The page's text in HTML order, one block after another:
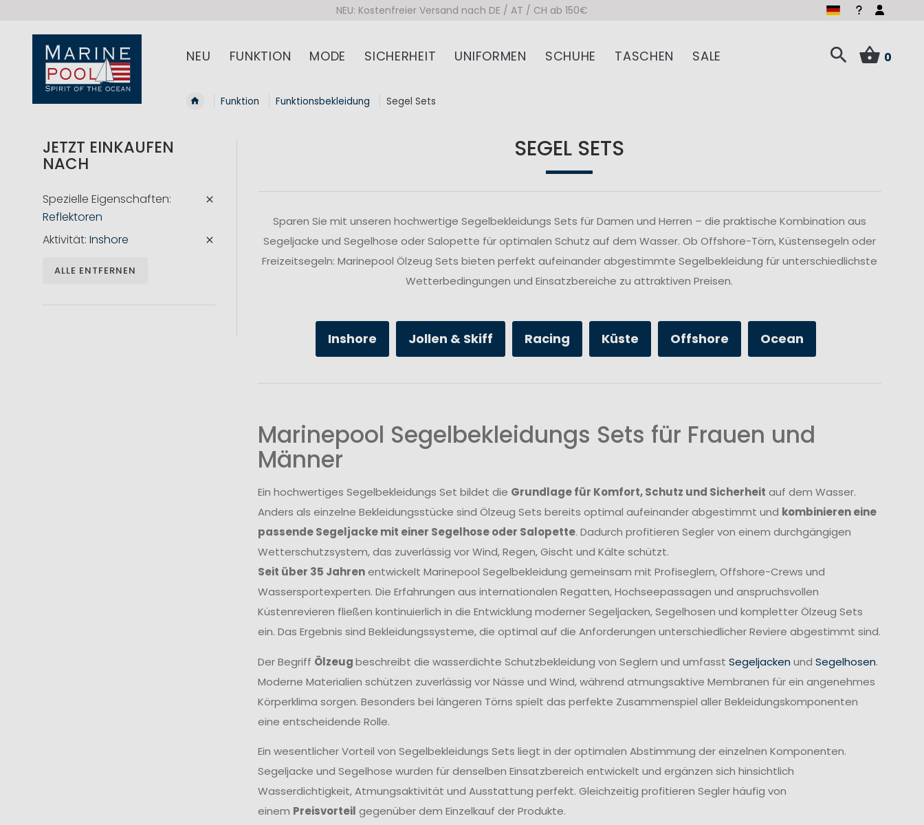
NEU: Kostenfreier Versand nach DE / AT / CH ab 150€
NEU FUNKTION MODE SICHERHEIT UNIFORMEN SCHUHE TASCHEN SALE 0
Funktion Funktionsbekleidung Segel Sets
SEGEL SETS
Sparen Sie mit unseren hochwertige Segelbekleidungs Sets für Damen und Herren – die praktische Kombination aus
Segeljacke und Segelhose oder Salopette für optimalen Schutz auf dem Wasser. Ob Offshore-Törn, Küstensegeln oder
Freizeitsegeln: Marinepool Ölzeug Sets bieten perfekt aufeinander abgestimmte Segelbekleidung für unterschiedlichste
Wetterbedingungen und Einsatzbereiche zu attraktiven Preisen.
Inshore Jollen & Skiff Racing Küste Offshore Ocean
Marinepool Segelbekleidungs Sets für Frauen und
Männer
Ein hochwertiges Segelbekleidungs Set bildet die Grundlage für Komfort, Schutz und Sicherheit auf dem Wasser.
Anders als einzelne Bekleidungsstücke sind Ölzeug Sets bereits optimal aufeinander abgestimmt und kombinieren eine
passende Segeljacke mit einer Segelhose oder Salopette. Dadurch profitieren Segler von einem durchgängigen
Wetterschutzsystem, das zuverlässig vor Wind, Regen, Gischt und Kälte schützt.
Seit über 35 Jahrenentwickelt Marinepool Segelbekleidung gemeinsam mit Profiseglern, Offshore-Crews und
Wassersportexperten. Die Erfahrungen aus internationalen Regatten, Hochseepassagen und anspruchsvollen
Küstenrevieren fließen kontinuierlich in die Entwicklung moderner Segeljacken, Segelhosen und kompletter Ölzeug Sets
ein. Das Ergebnis sind Bekleidungssysteme, die optimal auf die Anforderungen unterschiedlicher Reviere abgestimmt sind.
Der Begriff Ölzeugbeschreibt die wasserdichte Schutzbekleidung von Seglern und umfasst Segeljacken und Segelhosen.
Moderne Materialien schützen zuverlässig vor Nässe und Wind, während atmungsaktive Membranen für ein angenehmes
Körperklima sorgen. Besonders bei längeren Törns spielt das perfekte Zusammenspiel aller Bekleidungskomponenten
eine entscheidende Rolle.
Ein wesentlicher Vorteil von Segelbekleidungs Sets liegt in der optimalen Abstimmung der einzelnen Komponenten.
Segeljacke und Segelhose wurden für denselben Einsatzbereich entwickelt und ergänzen sich hinsichtlich
Wasserdichtigkeit, Atmungsaktivität und Ausstattung perfekt. Gleichzeitig profitieren Segler häufig von
einem Preisvorteil gegenüber dem Einzelkauf der Produkte.
JETZT EINKAUFEN
NACH
Spezielle Eigenschaften
Reflektoren
Aktivität Inshore
ALLE ENTFERNEN